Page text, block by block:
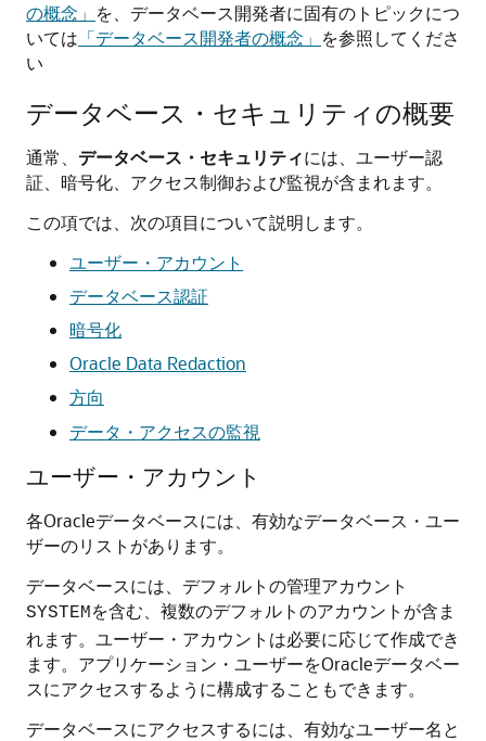
の概念」 を、データベース開発者に固有のトピックにつ
いては 「データベース開発者の概念」 を参照してくださ
い
データベース・セキュリティの概要
通常、 データベース・セキュリティには、ユーザー認
証、暗号化、アクセス制御および監視が含まれます。
この項では、次の項目について説明します。
ユーザー・アカウント
データベース認証
暗号化
Oracle Data Redaction
方向
データ・アクセスの監視
ユーザー・アカウント
各Oracleデータベースには、有効なデータベース・ユー
ザーのリストがあります。
データベースには、デフォルトの管理アカウント
SYSTEMを含む、複数のデフォルトのアカウントが含ま
れます。ユーザー・アカウントは必要に応じて作成でき
ます。アプリケーション・ユーザーをOracleデータベー
スにアクセスするように構成することもできます。
データベースにアクセスするには、有効なユーザー名と